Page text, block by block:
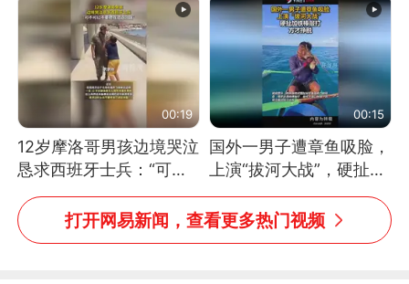
处理
00:19
12岁摩洛哥男孩边境哭泣
恳求西班牙士兵：“可不
可以不要把我遣返回国”
00:15
国外一男子遭章鱼吸脸，
上演“拔河大战”，硬扯加
铁棒敲打方才挣脱
打开网易新闻，查看更多热门视频